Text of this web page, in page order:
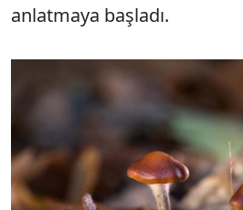
anlatmaya başladı.